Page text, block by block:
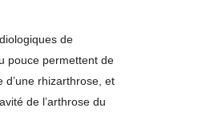
de
pouce permettent de
d’une rhizarthrose, et
de l’arthrose du